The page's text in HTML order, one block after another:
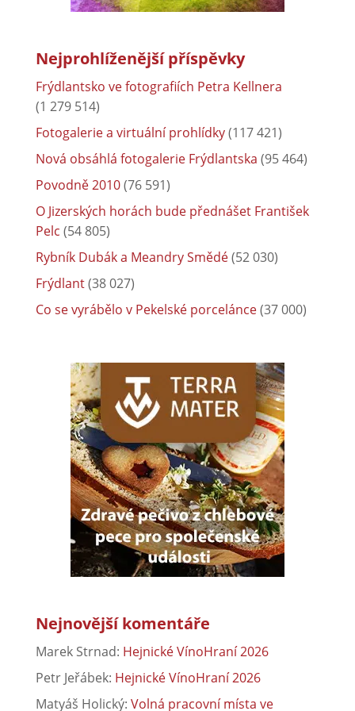
Nejprohlíženější příspěvky
Frýdlantsko ve fotografiích Petra Kellnera
(1 279 514)
Fotogalerie a virtuální prohlídky(117 421)
Nová obsáhlá fotogalerie Frýdlantska (95 464)
Povodně 2010(76 591)
O Jizerských horách bude přednášet František
Pelc (54 805)
Rybník Dubák a Meandry Smědé(52 030)
Frýdlant(38 027)
Co se vyrábělo v Pekelské porcelánce(37 000)
Nejnovější komentáře
Marek Strnad: Hejnické VínoHraní 2026
Petr Jeřábek: Hejnické VínoHraní 2026
Matyáš Holický: Volná pracovní místa ve